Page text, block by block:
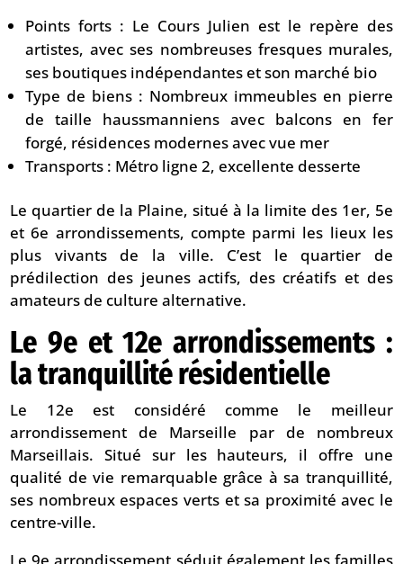
Points forts : Le Cours Julien est le repère des
artistes, avec ses nombreuses fresques murales,
ses boutiques indépendantes et son marché bio
Type de biens : Nombreux immeubles en pierre
de taille haussmanniens avec balcons en fer
forgé, résidences modernes avec vue mer
Transports : Métro ligne 2, excellente desserte
Le quartier de la Plaine, situé à la limite des 1er, 5e
et 6e arrondissements, compte parmi les lieux les
plus vivants de la ville. C’est le quartier de
prédilection des jeunes actifs, des créatifs et des
amateurs de culture alternative.
Le 9e et 12e arrondissements :
la tranquillité résidentielle
Le 12e est considéré comme le meilleur
arrondissement de Marseille par de nombreux
Marseillais. Situé sur les hauteurs, il offre une
qualité de vie remarquable grâce à sa tranquillité,
ses nombreux espaces verts et sa proximité avec le
centre-ville.